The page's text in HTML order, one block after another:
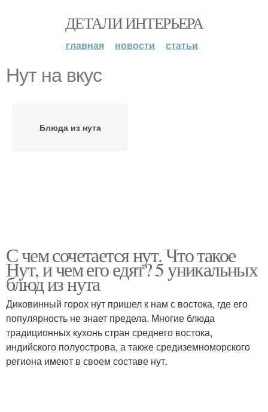
ДЕТАЛИ ИНТЕРЬЕРА
главная новости статьи
Нут на вкус
Блюда из нута
С чем сочетается нут. Что такое
Нут, и чем его едят? 5 уникальных
блюд из нута
Диковинный горох нут пришел к нам с востока, где его
популярность не знает предела. Многие блюда
традиционных кухонь стран среднего востока,
индийского полуострова, а также средиземноморского
региона имеют в своем составе нут.